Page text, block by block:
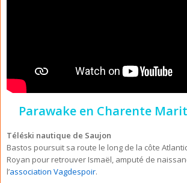
Parawake en Charente
Téléski nautique de Saujon
Bastos poursuit sa route le long de la côte
Royan pour retrouver Ismaël, amputé de
l’association Vagdespoir.